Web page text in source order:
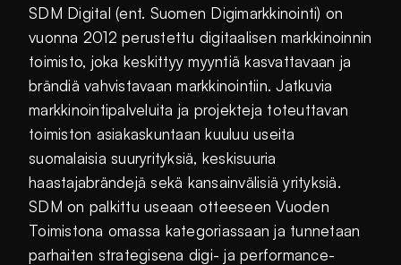
SDM Digital (ent. Suomen Digimarkkinointi) on
vuonna 2012 perustettu digitaalisen markkinoinnin
toimisto, joka keskittyy myyntiä kasvattavaan ja
brändiä vahvistavaan markkinointiin. Jatkuvia
markkinointipalveluita ja projekteja toteuttavan
toimiston asiakaskuntaan kuuluu useita
suomalaisia suuryrityksiä, keskisuuria
haastajabrändejä sekä kansainvälisiä yrityksiä.
SDM on palkittu useaan otteeseen Vuoden
Toimistona omassa kategoriassaan ja tunnetaan
parhaiten strategisena digi- ja performance-